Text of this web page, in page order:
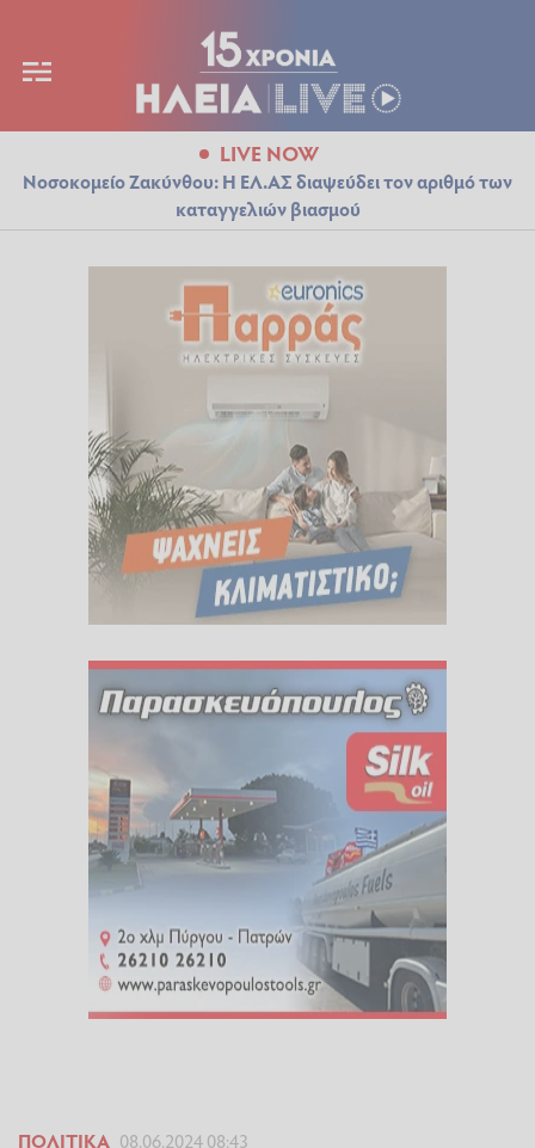
LIVE NOW
Νοσοκομείο Ζακύνθου: Η ΕΛ.ΑΣ διαψεύδει τον αριθμό των
καταγγελιών βιασμού
ΠΟΛΙΤΙΚΆ 08.06.2024 08:43